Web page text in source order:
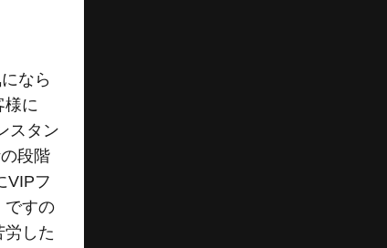
なら
様に
スタン
段階
VIPフ
ですの
した